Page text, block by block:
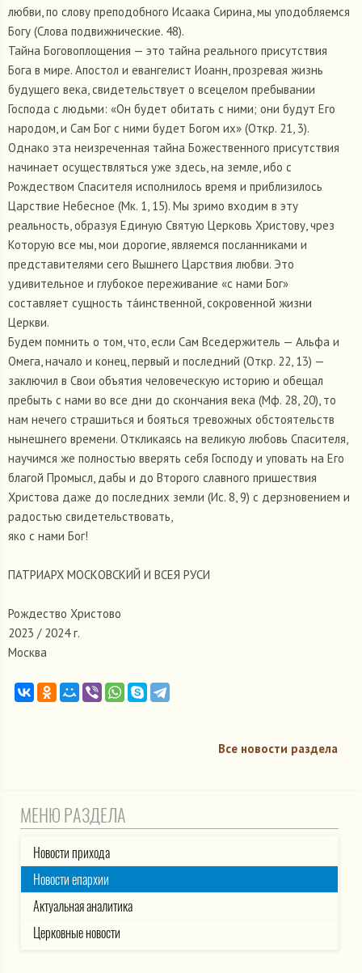
любви, по слову преподобного Исаака Сирина, мы уподобляемся
Богу (Слова подвижнические. 48).
Тайна Боговоплощения — это тайна реального присутствия
Бога в мире. Апостол и евангелист Иоанн, прозревая жизнь
будущего века, свидетельствует о всецелом пребывании
Господа с людьми: «Он будет обитать с ними; они будут Его
народом, и Сам Бог с ними будет Богом их» (Откр. 21, 3).
Однако эта неизреченная тайна Божественного присутствия
начинает осуществляться уже здесь, на земле, ибо с
Рождеством Спасителя исполнилось время и приблизилось
Царствие Небесное (Мк. 1, 15). Мы зримо входим в эту
реальность, образуя Единую Святую Церковь Христову, чрез
Которую все мы, мои дорогие, являемся посланниками и
представителями сего Вышнего Царствия любви. Это
удивительное и глубокое переживание «с нами Бог»
составляет сущность тáинственной, сокровенной жизни
Церкви.
Будем помнить о том, что, если Сам Вседержитель — Альфа и
Омега, начало и конец, первый и последний (Откр. 22, 13) —
заключил в Свои объятия человеческую историю и обещал
пребыть с нами во все дни до скончания века (Мф. 28, 20), то
нам нечего страшиться и бояться тревожных обстоятельств
нынешнего времени. Откликаясь на великую любовь Спасителя,
научимся же полностью вверять себя Господу и уповать на Его
благой Промысл, дабы и до Второго славного пришествия
Христова даже до последних земли (Ис. 8, 9) с дерзновением и
радостью свидетельствовать,
яко с нами Бог!
ПАТРИАРХ МОСКОВСКИЙ И ВСЕЯ РУСИ
Рождество Христово
2023 / 2024 г.
Москва
Все новости раздела
МЕНЮ РАЗДЕЛА
Новости прихода
Новости епархии
Актуальная аналитика
Церковные новости